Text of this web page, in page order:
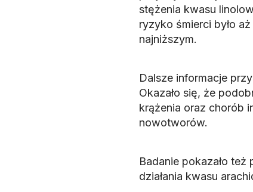
stężenia kwasu
ryzyko śmierci było
najniższym.
Dalsze informacje
Okazało się, że
krążenia oraz chorób
nowotworów.
Badanie pokazało
działania kwasu